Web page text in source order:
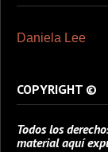
Daniela Lee
COPYRIGHT ©
Todos los
material aquí